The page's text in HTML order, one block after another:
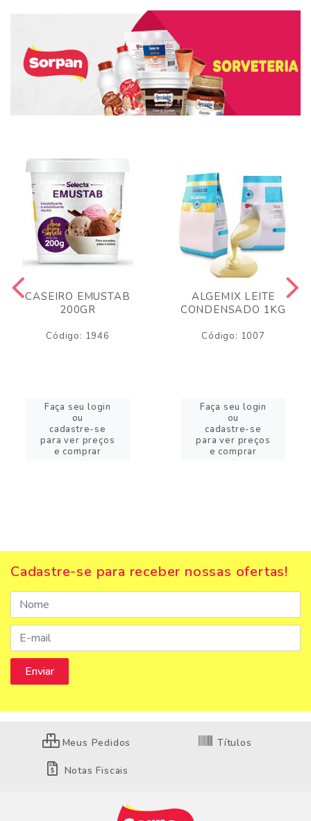
CASEIRO EMUSTAB
200GR
Código: 1946
Faça seu login
ou
cadastre-se
para ver preços
e comprar
ALGEMIX LEITE
CONDENSADO 1KG
Código: 1007
Faça seu login
ou
cadastre-se
para ver preços
e comprar
Cadastre-se para receber nossas ofertas!
Meus Pedidos Títulos
Notas Fiscais